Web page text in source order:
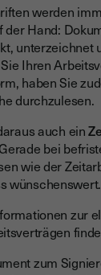
werden
der Hand:
unterzeichnet
Ihren
haben Sie
durchzulesen.
auch ein
bei
wie der
wünschenswert.
zur
zum